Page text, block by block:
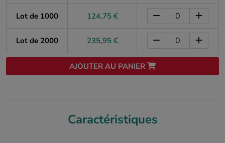
Lot de 1000 124,75 €
Lot de 2000 235,95 €
AJOUTER AU PANIER
Caractéristiques